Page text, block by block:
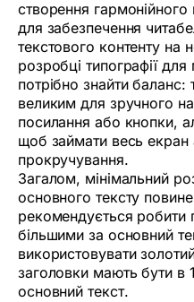
створення гармонійного
для забезпечення
текстового контенту на
розробці типографії
потрібно знайти баланс:
великим для зручного
посилання або кнопки,
щоб займати весь екран
прокручування.
Загалом, мінімальний
основного тексту
рекомендується робити
більшими за основний
використовувати
заголовки мають бути в
основний текст.